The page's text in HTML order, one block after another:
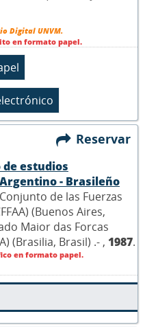
Digital UNVM.
en formato papel.
Reservar
de estudios
- Brasileño
de las Fuerzas
(Buenos Aires,
Maior das Forcas
(Brasilia, Brasil) .- , 1987.
en formato papel.